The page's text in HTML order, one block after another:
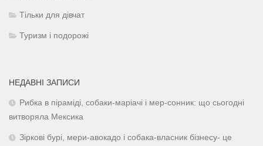
Тільки для дівчат
Туризм і подорожі
НЕДАВНІ ЗАПИСИ
Рибка в піраміді, собаки-маріачі і мер-сонник: що сьогодні
витворяла Мексика
Зіркові бурі, мери-авокадо і собака-власник бізнесу- це